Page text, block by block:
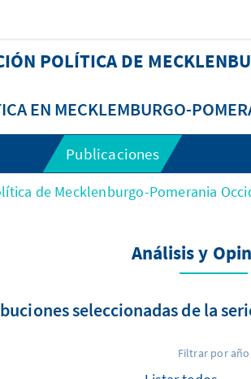
POLÍTICA DE
EN MECKLEMBURGO-
Publicaciones
de Mecklenburgo-Pomerania
Análisis y
seleccionadas de la
Filtrar por año